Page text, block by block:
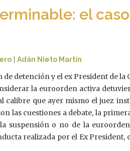
el
Adán Nieto Martín
detención y el ex President de
la euroorden activa
calibre que ayer mismo el juez
las cuestiones a debate, la
suspensión o no de la
realizada por el Ex